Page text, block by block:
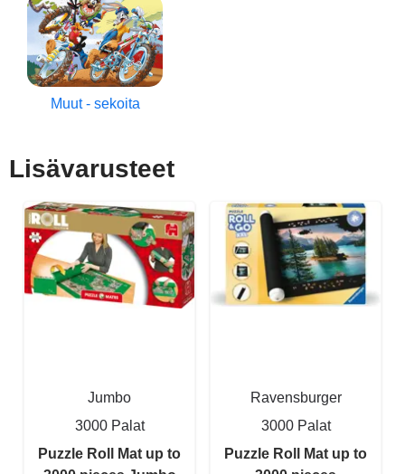
Muut - sekoita
Lisävarusteet
Jumbo
3000 Palat
Puzzle Roll Mat up to
Ravensburger
3000 Palat
Puzzle Roll Mat up to